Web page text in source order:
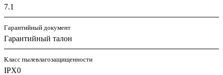
7.1
Гарантийный документ
Гарантийный талон
Класс пылевлагозащищенности
IPX0